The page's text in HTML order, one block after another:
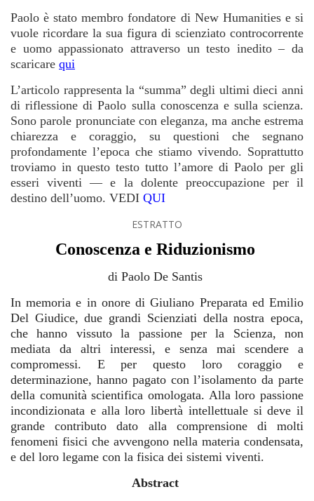
Paolo è stato membro fondatore di New Humanities e si
vuole ricordare la sua figura di scienziato controcorrente
e uomo appassionato attraverso un testo inedito – da
scaricare qui
L’articolo rappresenta la “summa” degli ultimi dieci anni
di riflessione di Paolo sulla conoscenza e sulla scienza.
Sono parole pronunciate con eleganza, ma anche estrema
chiarezza e coraggio, su questioni che segnano
profondamente l’epoca che stiamo vivendo. Soprattutto
troviamo in questo testo tutto l’amore di Paolo per gli
esseri viventi — e la dolente preoccupazione per il
destino dell’uomo. VEDI QUI
ESTRATTO
Conoscenza e Riduzionismo
di Paolo De Santis
In memoria e in onore di Giuliano Preparata ed Emilio
Del Giudice, due grandi Scienziati della nostra epoca,
che hanno vissuto la passione per la Scienza, non
mediata da altri interessi, e senza mai scendere a
compromessi. E per questo loro coraggio e
determinazione, hanno pagato con l’isolamento da parte
della comunità scientifica omologata. Alla loro passione
incondizionata e alla loro libertà intellettuale si deve il
grande contributo dato alla comprensione di molti
fenomeni fisici che avvengono nella materia condensata,
e del loro legame con la fisica dei sistemi viventi.
Abstract